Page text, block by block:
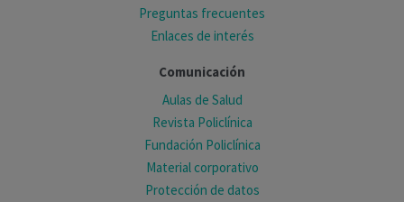
Preguntas frecuentes
Enlaces de interés
Comunicación
Aulas de Salud
Revista Policlínica
Fundación Policlínica
Material corporativo
Protección de datos